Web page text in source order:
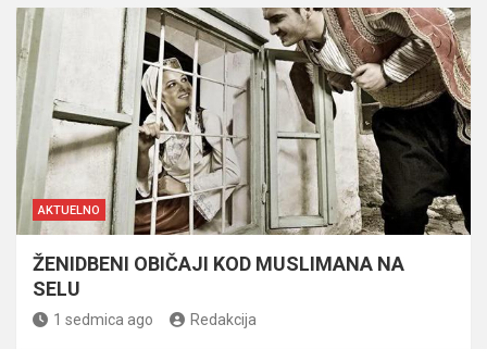
AKTUELNO
ŽENIDBENI OBIČAJI KOD MUSLIMANA NA
SELU
1 sedmica ago Redakcija